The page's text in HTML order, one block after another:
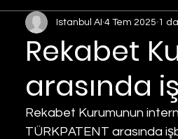
Rekabet
arasında
Istanbul AI 4 Tem 2025 1
Rekabet Kurumunun
TÜRKPATENT arasında